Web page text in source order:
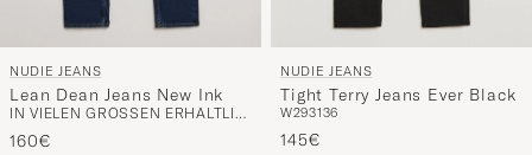
NUDIE JEANS
Lean Dean Jeans New Ink
IN VIELEN GRÖSSEN ERHÄLTLICH
160€
NUDIE JEANS
Tight Terry Jeans Ever Black
W293136
145€